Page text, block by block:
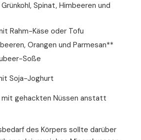
Spinat, Himbeeren und
Rahm-Käse oder Tofu
Orangen und Parmesan**
Soße
Soja-Joghurt
mit gehackten Nüssen anstatt
des Körpers sollte darüber